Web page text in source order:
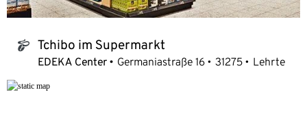
tchibo_logo Tchibo im Supermarkt
EDEKA Center Germaniastraße 16 31275 Lehrte